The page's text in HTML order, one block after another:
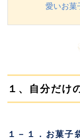
愛いお菓
１、自分だけ
１－１．お菓子